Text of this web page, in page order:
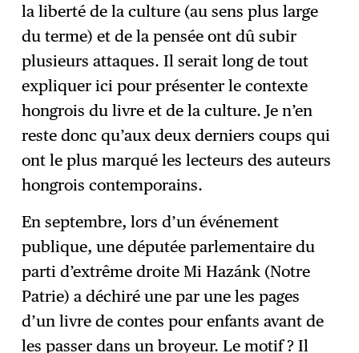
la liberté de la culture (au sens plus large
du terme) et de la pensée ont dû subir
plusieurs attaques. Il serait long de tout
expliquer ici pour présenter le contexte
hongrois du livre et de la culture. Je n’en
reste donc qu’aux deux derniers coups qui
ont le plus marqué les lecteurs des auteurs
hongrois contemporains.
En septembre, lors d’un événement
publique, une députée parlementaire du
parti d’extrême droite Mi Hazánk (Notre
Patrie) a déchiré une par une les pages
d’un livre de contes pour enfants avant de
les passer dans un broyeur. Le motif ? Il